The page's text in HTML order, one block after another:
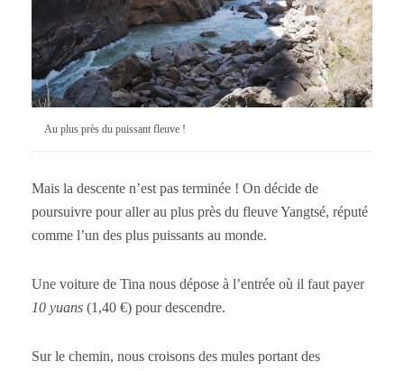
Au plus près du puissant fleuve !
Mais la descente n’est pas terminée ! On décide de
poursuivre pour aller au plus près du fleuve Yangtsé, réputé
comme l’un des plus puissants au monde.
Une voiture de Tina nous dépose à l’entrée où il faut payer
10 yuans (1,40 €) pour descendre.
Sur le chemin, nous croisons des mules portant des